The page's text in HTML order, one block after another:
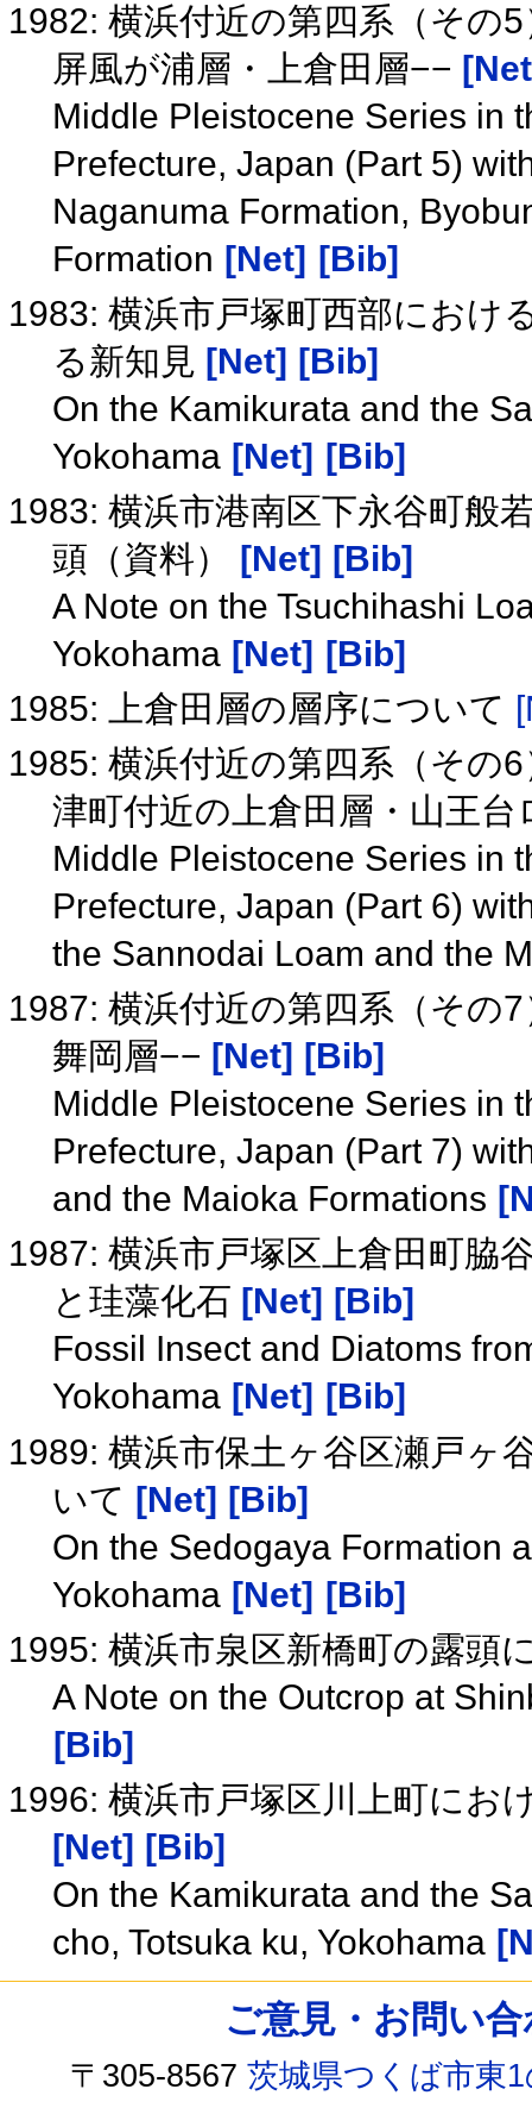
1982: 横浜付近の第四系（その
屏風が浦層・上倉田層−−
Middle Pleistocene Series in
Prefecture, Japan (Part 5)
Naganuma Formation,
Formation [Net]
[Bib]
1983: 横浜市戸塚町西部におけ
る新知見 [Net] [Bib]
On the Kamikurata and the
Yokohama [Net]
[Bib]
1983: 横浜市港南区下永谷町般
頭（資料）
[Net] [Bib]
A Note on the Tsuchihashi
Yokohama [Net]
[Bib]
1985: 上倉田層の層序について
1985: 横浜付近の第四系（その
津町付近の上倉田層・山王
Middle Pleistocene Series in
Prefecture, Japan (Part 6)
the Sannodai Loam and the
1987: 横浜付近の第四系（その
舞岡層−− [Net] [Bib]
Middle Pleistocene Series in
Prefecture, Japan (Part 7)
and the Maioka Formations
1987: 横浜市戸塚区上倉田町脇
と珪藻化石 [Net] [Bib]
Fossil Insect and Diatoms
Yokohama [Net]
[Bib]
1989: 横浜市保土ヶ谷区瀬戸ヶ
いて [Net] [Bib]
On the Sedogaya Formation
Yokohama [Net] [Bib]
1995: 横浜市泉区新橋町の露頭
A Note on the Outcrop at
[Bib]
1996: 横浜市戸塚区川上町にお
[Net] [Bib]
On the Kamikurata and the
cho, Totsuka ku, Yokohama
ご意見・お問い
〒305-8567茨城県つくば市東